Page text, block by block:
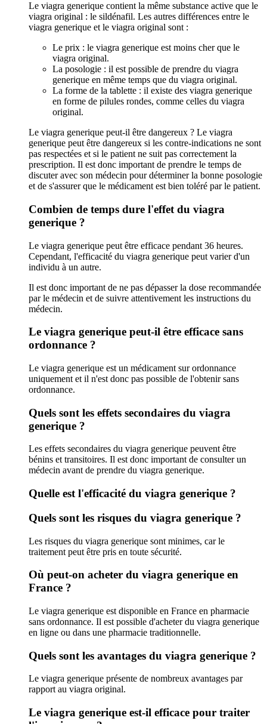
Le viagra generique contient la même substance active que le
viagra original : le sildénafil. Les autres différences entre le
viagra generique et le viagra original sont :
Le prix : le viagra generique est moins cher que le
viagra original.
La posologie : il est possible de prendre du viagra
generique en même temps que du viagra original.
La forme de la tablette : il existe des viagra generique
en forme de pilules rondes, comme celles du viagra
original.
Le viagra generique peut-il être dangereux ? Le viagra
generique peut être dangereux si les contre-indications ne sont
pas respectées et si le patient ne suit pas correctement la
prescription. Il est donc important de prendre le temps de
discuter avec son médecin pour déterminer la bonne posologie
et de s'assurer que le médicament est bien toléré par le patient.
Combien de temps dure l'effet du viagra
generique ?
Le viagra generique peut être efficace pendant 36 heures.
Cependant, l'efficacité du viagra generique peut varier d'un
individu à un autre.
Il est donc important de ne pas dépasser la dose recommandée
par le médecin et de suivre attentivement les instructions du
médecin.
Le viagra generique peut-il être efficace sans
ordonnance ?
Le viagra generique est un médicament sur ordonnance
uniquement et il n'est donc pas possible de l'obtenir sans
ordonnance.
Quels sont les effets secondaires du viagra
generique ?
Les effets secondaires du viagra generique peuvent être
bénins et transitoires. Il est donc important de consulter un
médecin avant de prendre du viagra generique.
Quelle est l'efficacité du viagra generique ?
Quels sont les risques du viagra generique ?
Les risques du viagra generique sont minimes, car le
traitement peut être pris en toute sécurité.
Où peut-on acheter du viagra generique en
France ?
Le viagra generique est disponible en France en pharmacie
sans ordonnance. Il est possible d'acheter du viagra generique
en ligne ou dans une pharmacie traditionnelle.
Quels sont les avantages du viagra generique ?
Le viagra generique présente de nombreux avantages par
rapport au viagra original.
Le viagra generique est-il efficace pour traiter